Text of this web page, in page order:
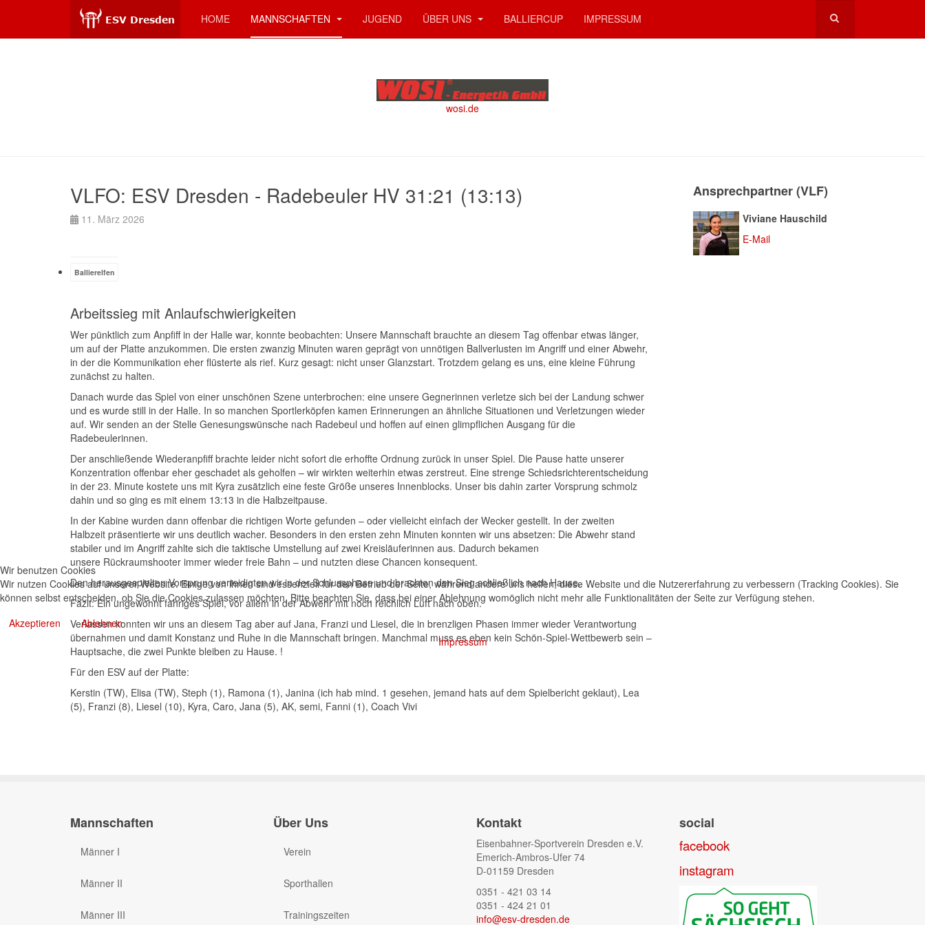
HOME MANNSCHAFTEN JUGEND ÜBER UNS BALLIERCUP IMPRESSUM
wosi.de
VLFO: ESV Dresden - Radebeuler HV 31:21 (13:13)
11. März 2026
Ballierelfen
Arbeitssieg mit Anlaufschwierigkeiten
Wer pünktlich zum Anpfiff in der Halle war, konnte beobachten: Unsere Mannschaft brauchte an diesem Tag offenbar etwas länger,
um auf der Platte anzukommen. Die ersten zwanzig Minuten waren geprägt von unnötigen Ballverlusten im Angriff und einer Abwehr,
in der die Kommunikation eher flüsterte als rief. Kurz gesagt: nicht unser Glanzstart. Trotzdem gelang es uns, eine kleine Führung
zunächst zu halten.
Danach wurde das Spiel von einer unschönen Szene unterbrochen: eine unsere Gegnerinnen verletze sich bei der Landung schwer
und es wurde still in der Halle. In so manchen Sportlerköpfen kamen Erinnerungen an ähnliche Situationen und Verletzungen wieder
auf. Wir senden an der Stelle Genesungswünsche nach Radebeul und hoffen auf einen glimpflichen Ausgang für die
Radebeulerinnen.
Der anschließende Wiederanpfiff brachte leider nicht sofort die erhoffte Ordnung zurück in unser Spiel. Die Pause hatte unserer
Konzentration offenbar eher geschadet als geholfen – wir wirkten weiterhin etwas zerstreut. Eine strenge Schiedsrichterentscheidung
in der 23. Minute kostete uns mit Kyra zusätzlich eine feste Größe unseres Innenblocks. Unser bis dahin zarter Vorsprung schmolz
dahin und so ging es mit einem 13:13 in die Halbzeitpause.
In der Kabine wurden dann offenbar die richtigen Worte gefunden – oder vielleicht einfach der Wecker gestellt. In der zweiten
Halbzeit präsentierte wir uns deutlich wacher. Besonders in den ersten zehn Minuten konnten wir uns absetzen: Die Abwehr stand
stabiler und im Angriff zahlte sich die taktische Umstellung auf zwei Kreisläuferinnen aus. Dadurch bekamen
unsere Rückraumshooter immer wieder freie Bahn – und nutzten diese Chancen konsequent.
Den herausgespielten Vorsprung verteidigten wir in der Schlussphase und brachten den Sieg schließlich nach Hause.
Fazit: Ein ungewohnt fahriges Spiel, vor allem in der Abwehr mit noch reichlich Luft nach oben.
Verlassen konnten wir uns an diesem Tag aber auf Jana, Franzi und Liesel, die in brenzligen Phasen immer wieder Verantwortung
übernahmen und damit Konstanz und Ruhe in die Mannschaft bringen. Manchmal muss es eben kein Schön-Spiel-Wettbewerb sein –
Hauptsache, die zwei Punkte bleiben zu Hause. !
Für den ESV auf der Platte:
Kerstin (TW), Elisa (TW), Steph (1), Ramona (1), Janina (ich hab mind. 1 gesehen, jemand hats auf dem Spielbericht geklaut), Lea
(5), Franzi (8), Liesel (10), Kyra, Caro, Jana (5), AK, semi, Fanni (1), Coach Vivi
Ansprechpartner (VLF)
Viviane Hauschild
E-Mail
Mannschaften
Männer I
Männer II
Männer III
Über Uns
Verein
Sporthallen
Trainingszeiten
Kontakt
Eisenbahner-Sportverein Dresden e.V.
Emerich-Ambros-Ufer 74
D-01159 Dresden
0351 - 421 03 14
0351 - 424 21 01
info@esv-dresden.de
social
facebook
instagram
Wir benutzen Cookies
Wir nutzen Cookies auf unserer Website. Einige von ihnen sind essenziell für den Betrieb der Seite, während andere uns helfen, diese Website und die Nutzererfahrung zu verbessern (Tracking Cookies). Sie
können selbst entscheiden, ob Sie die Cookies zulassen möchten. Bitte beachten Sie, dass bei einer Ablehnung womöglich nicht mehr alle Funktionalitäten der Seite zur Verfügung stehen.
Akzeptieren
Ablehnen
Impressum